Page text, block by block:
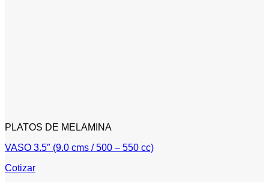
PLATOS DE MELAMINA
VASO 3.5″ (9.0 cms / 500 – 550 cc)
Cotizar